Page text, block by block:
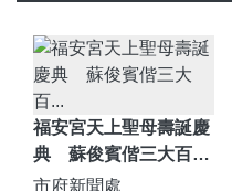
福安宮天上聖母壽誕慶
典 蘇俊賓偕三大百年
社頭護老媽祖出巡
市府新聞處